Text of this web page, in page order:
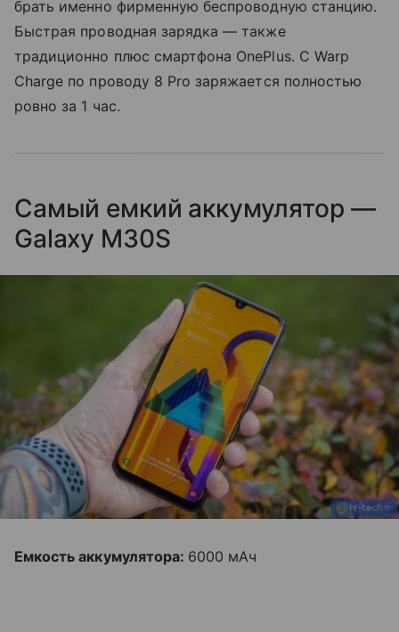
брать именно фирменную беспроводную станцию.
Быстрая проводная зарядка — также
традиционно плюс смартфона OnePlus. С Warp
Charge по проводу 8 Pro заряжается полностью
ровно за 1 час.
Самый емкий аккумулятор —
Galaxy M30S
Емкость аккумулятора: 6000 мАч